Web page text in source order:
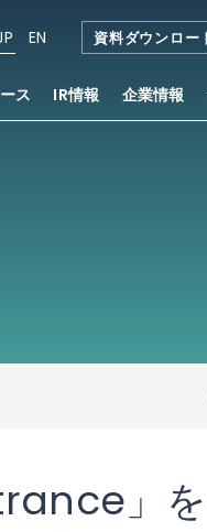
ス IR情報 企業情報
EN 資料ダウンロー
」